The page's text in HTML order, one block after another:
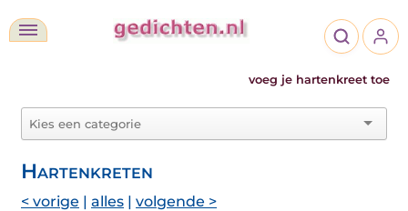
voeg je hartenkreet toe
Hartenkreten
< vorige | alles | volgende >